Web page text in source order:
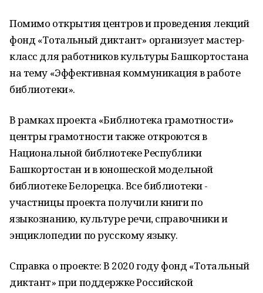
Помимо открытия центров и проведения лекций
фонд «Тотальный диктант» организует мастер-
класс для работников культуры Башкортостана
на тему «Эффективная коммуникация в работе
библиотеки».
В рамках проекта «Библиотека грамотности»
центры грамотности также откроются в
Национальной библиотеке Республики
Башкортостан и в юношеской модельной
библиотеке Белорецка. Все библиотеки -
участницы проекта получили книги по
языкознанию, культуре речи, справочники и
энциклопедии по русскому языку.
Справка о проекте: В 2020 году фонд «Тотальный
диктант» при поддержке Российской